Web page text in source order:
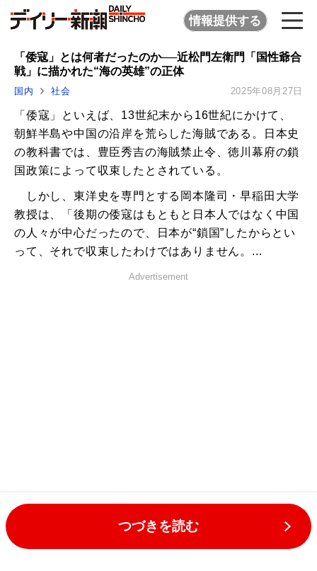
情報提供する
「倭寇」とは何者だったのか──近松門左衛門「国性爺合
戦」に描かれた“海の英雄”の正体
国内 社会 2025年08月27日
「倭寇」といえば、13世紀末から16世紀にかけて、
朝鮮半島や中国の沿岸を荒らした海賊である。日本史
の教科書では、豊臣秀吉の海賊禁止令、徳川幕府の鎖
国政策によって収束したとされている。
しかし、東洋史を専門とする岡本隆司・早稲田大学
教授は、「後期の倭寇はもともと日本人ではなく中国
の人々が中心だったので、日本が“鎖国”したからとい
って、それで収束したわけではありません。...
Advertisement
つづきを読む